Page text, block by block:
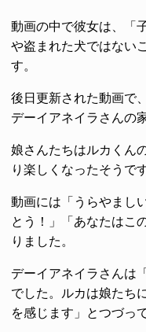
動画の中で彼女は、「
や盗まれた犬ではない
す。
後日更新された動画で
デーイアネイラさんの
娘さんたちはルカくん
り楽しくなったそうです
動画には「うらやまし
とう！」「あなたはこ
りました。
デーイアネイラさんは
でした。ルカは娘たち
を感じます」とつづっ